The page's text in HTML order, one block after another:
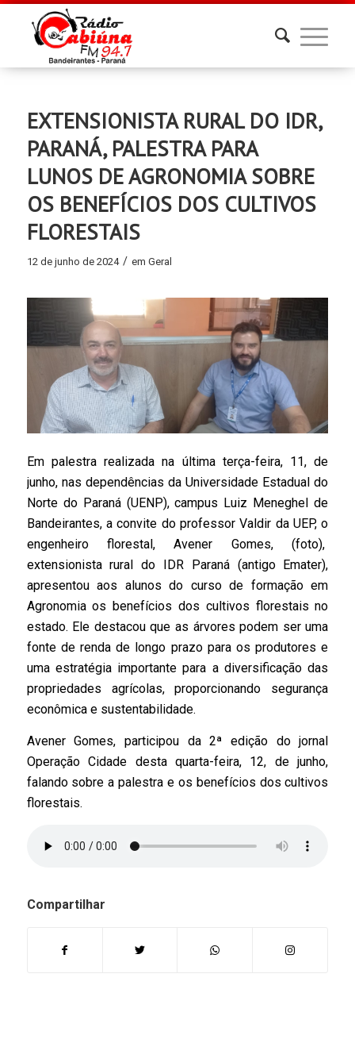
EXTENSIONISTA RURAL DO IDR,
PARANÁ, PALESTRA PARA
LUNOS DE AGRONOMIA SOBRE
OS BENEFÍCIOS DOS CULTIVOS
FLORESTAIS
12 de junho de 2024 / em Geral
Em palestra realizada na última terça-feira, 11, de
junho, nas dependências da Universidade Estadual do
Norte do Paraná (UENP), campus Luiz Meneghel de
Bandeirantes, a convite do professor Valdir da UEP, o
engenheiro florestal, Avener Gomes, (foto),
extensionista rural do IDR Paraná (antigo Emater),
apresentou aos alunos do curso de formação em
Agronomia os benefícios dos cultivos florestais no
estado. Ele destacou que as árvores podem ser uma
fonte de renda de longo prazo para os produtores e
uma estratégia importante para a diversificação das
propriedades agrícolas, proporcionando segurança
econômica e sustentabilidade.
Avener Gomes, participou da 2ª edição do jornal
Operação Cidade desta quarta-feira, 12, de junho,
falando sobre a palestra e os benefícios dos cultivos
florestais.
Compartilhar